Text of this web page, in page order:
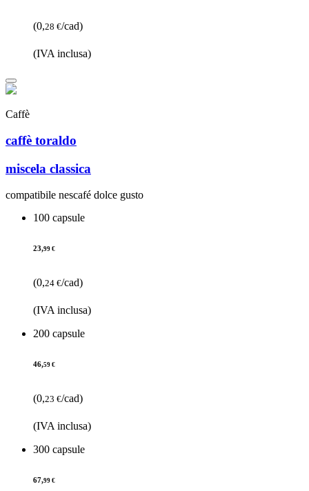
(0,28 €/cad)
(IVA inclusa)
Caffè
caffè toraldo
miscela classica
compatibile nescafé dolce gusto
100 capsule
23,99 €
(0,24 €/cad)
(IVA inclusa)
200 capsule
46,59 €
(0,23 €/cad)
(IVA inclusa)
300 capsule
67,99 €